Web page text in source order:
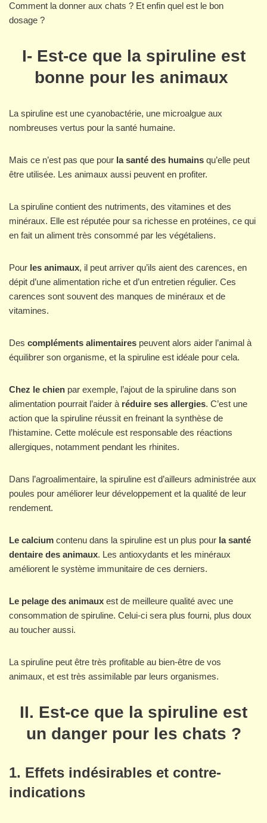
Comment la donner aux chats ? Et enfin quel est le bon
dosage ?
I- Est-ce que la spiruline est
bonne pour les animaux
La spiruline est une cyanobactérie, une microalgue aux
nombreuses vertus pour la santé humaine.
Mais ce n’est pas que pour la santé des humains qu’elle peut
être utilisée. Les animaux aussi peuvent en profiter.
La spiruline contient des nutriments, des vitamines et des
minéraux. Elle est réputée pour sa richesse en protéines, ce qui
en fait un aliment très consommé par les végétaliens.
Pour les animaux, il peut arriver qu’ils aient des carences, en
dépit d’une alimentation riche et d’un entretien régulier. Ces
carences sont souvent des manques de minéraux et de
vitamines.
Des compléments alimentaires peuvent alors aider l’animal à
équilibrer son organisme, et la spiruline est idéale pour cela.
Chez le chien par exemple, l’ajout de la spiruline dans son
alimentation pourrait l’aider à réduire ses allergies. C’est une
action que la spiruline réussit en freinant la synthèse de
l’histamine. Cette molécule est responsable des réactions
allergiques, notamment pendant les rhinites.
Dans l’agroalimentaire, la spiruline est d’ailleurs administrée aux
poules pour améliorer leur développement et la qualité de leur
rendement.
Le calcium contenu dans la spiruline est un plus pour la santé
dentaire des animaux. Les antioxydants et les minéraux
améliorent le système immunitaire de ces derniers.
Le pelage des animaux est de meilleure qualité avec une
consommation de spiruline. Celui-ci sera plus fourni, plus doux
au toucher aussi.
La spiruline peut être très profitable au bien-être de vos
animaux, et est très assimilable par leurs organismes.
II. Est-ce que la spiruline est
un danger pour les chats ?
1. Effets indésirables et contre-
indications